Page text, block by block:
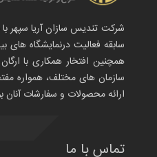
شرکت تندیس سازان آریا سپهر
سابقه فعالیت درنمایشگاه های
همچنین افتخار همکاری با
سازمان های مختلف، همواره
ارائه محصولات و سفارشات
تماس با ما